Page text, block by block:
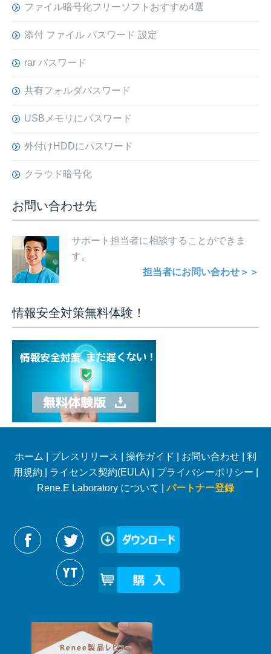
ファイル暗号化フリーソフトおすすめ4選
添付 ファイル パスワード 設定
rar パスワード
共有フォルダパスワード
USBメモリにパスワード
外付けHDDにパスワード
クラウド暗号化
お問い合わせ先
サポート担当者に相談することができま
す。
担当者にお問い合わせ＞＞
情報安全対策無料体験！
ホーム プレスリリース 操作ガイド お問い合わせ
利
用規約
ライセンス契約(EULA)| プライバシーポリシー
Rene.E Laboratory について |パートナー登録
Reneelabをフォローする